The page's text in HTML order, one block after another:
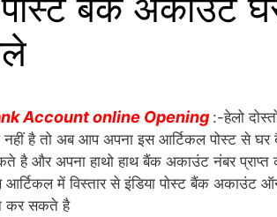
Account online Opening :-हेलो
है तो अब आप अपना इस आर्टिकल पोस्ट से घर
है और अपना हाथो हाथ बैंक अकाउंट नंबर
में विस्तार से इंडिया पोस्ट बैंक अकाउंट
कर सकते है